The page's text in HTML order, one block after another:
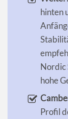
hinten
Nordic
hohe
Profil